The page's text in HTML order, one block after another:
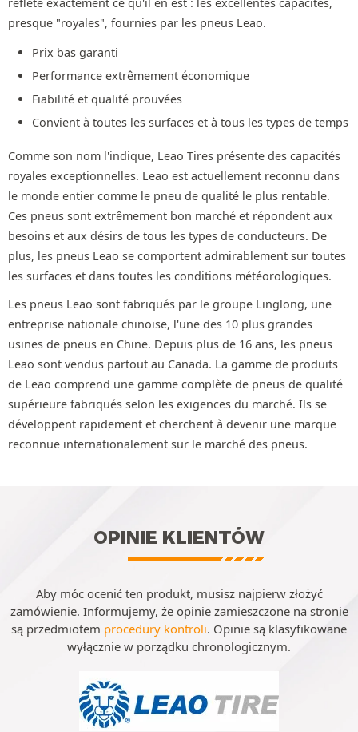
presque "royales", fournies par les pneus Leao.
Prix bas garanti
Performance extrêmement économique
Fiabilité et qualité prouvées
Convient à toutes les surfaces et à tous les types de temps
Comme son nom l'indique, Leao Tires présente des capacités
royales exceptionnelles. Leao est actuellement reconnu dans
le monde entier comme le pneu de qualité le plus rentable.
Ces pneus sont extrêmement bon marché et répondent aux
besoins et aux désirs de tous les types de conducteurs. De
plus, les pneus Leao se comportent admirablement sur toutes
les surfaces et dans toutes les conditions météorologiques.
Les pneus Leao sont fabriqués par le groupe Linglong, une
entreprise nationale chinoise, l'une des 10 plus grandes
usines de pneus en Chine. Depuis plus de 16 ans, les pneus
Leao sont vendus partout au Canada. La gamme de produits
de Leao comprend une gamme complète de pneus de qualité
supérieure fabriqués selon les exigences du marché. Ils se
développent rapidement et cherchent à devenir une marque
reconnue internationalement sur le marché des pneus.
OPINIE KLIENTÓW
Aby móc ocenić ten produkt, musisz najpierw złożyć
zamówienie. Informujemy, że opinie zamieszczone na stronie
są przedmiotem procedury kontroli. Opinie są klasyfikowane
wyłącznie w porządku chronologicznym.